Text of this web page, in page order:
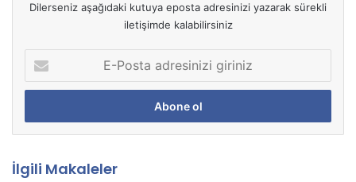
Dilerseniz aşağıdaki kutuya eposta adresinizi yazarak sürekli
iletişimde kalabilirsiniz
P
s
a
İlgili Makaleler